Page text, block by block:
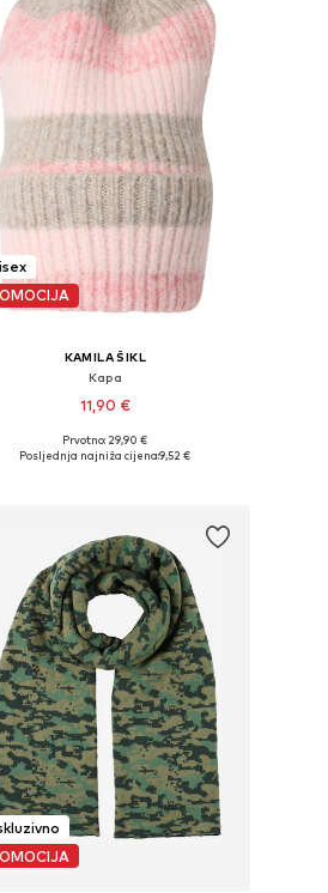
KAMILA ŠIKL
Kapa
11,90 €
Dostupne veličine: 55-60
Prvotno: 29,90 €
Posljednja najniža cijena:9,52 €